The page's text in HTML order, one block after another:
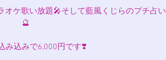
オケ歌い放題🎤そして藍風くじらのプチ占い
🔮
み込みで6,000円です❣️